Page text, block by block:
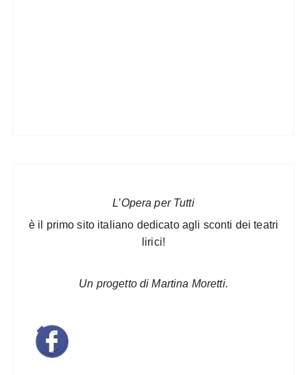
L’Opera per Tutti
è il primo sito italiano dedicato agli sconti dei teatri
lirici!
Un progetto di Martina Moretti.